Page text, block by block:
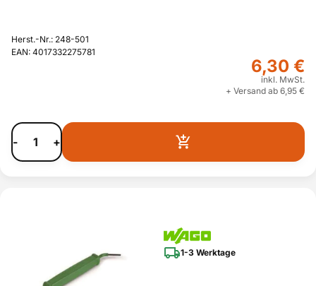
Herst.-Nr.: 248-501
EAN: 4017332275781
6,30 €
inkl. MwSt.
+ Versand ab 6,95 €
- +
1-3 Werktage